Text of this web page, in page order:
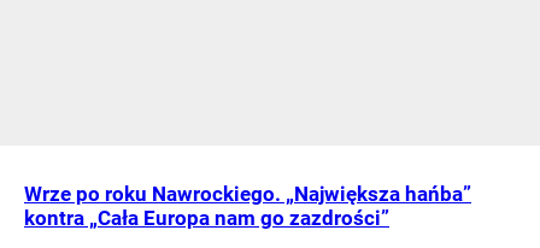
Wrze po roku Nawrockiego. „Największa hańba”
kontra „Cała Europa nam go zazdrości”